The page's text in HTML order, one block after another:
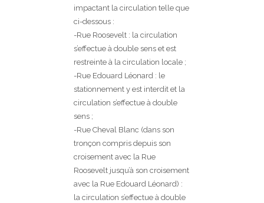
impactant la circulation telle que
ci-dessous :
-Rue Roosevelt : la circulation
s’effectue à double sens et est
restreinte à la circulation locale ;
-Rue Edouard Léonard : le
stationnement y est interdit et la
circulation s’effectue à double
sens ;
-Rue Cheval Blanc (dans son
tronçon compris depuis son
croisement avec la Rue
Roosevelt jusqu’à son croisement
avec la Rue Edouard Léonard) :
la circulation s’effectue à double